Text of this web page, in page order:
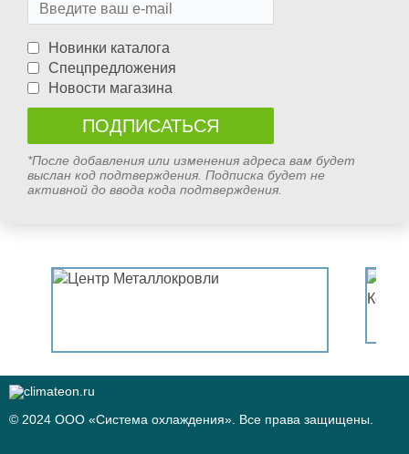
Новинки каталога
Спецпредложения
Новости магазина
*После добавления или изменения адреса вам будет
выслан код подтверждения. Подписка будет не
активной до ввода кода подтверждения.
© 2024 ООО «Система охлаждения». Все права защищены.